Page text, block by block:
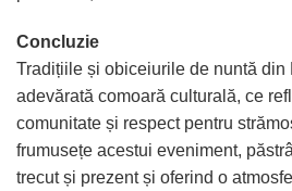
Concluzie
Tradițiile și obiceiurile de nuntă din
adevărată comoară culturală, ce
comunitate și respect pentru
frumusețe acestui eveniment,
trecut și prezent și oferind o